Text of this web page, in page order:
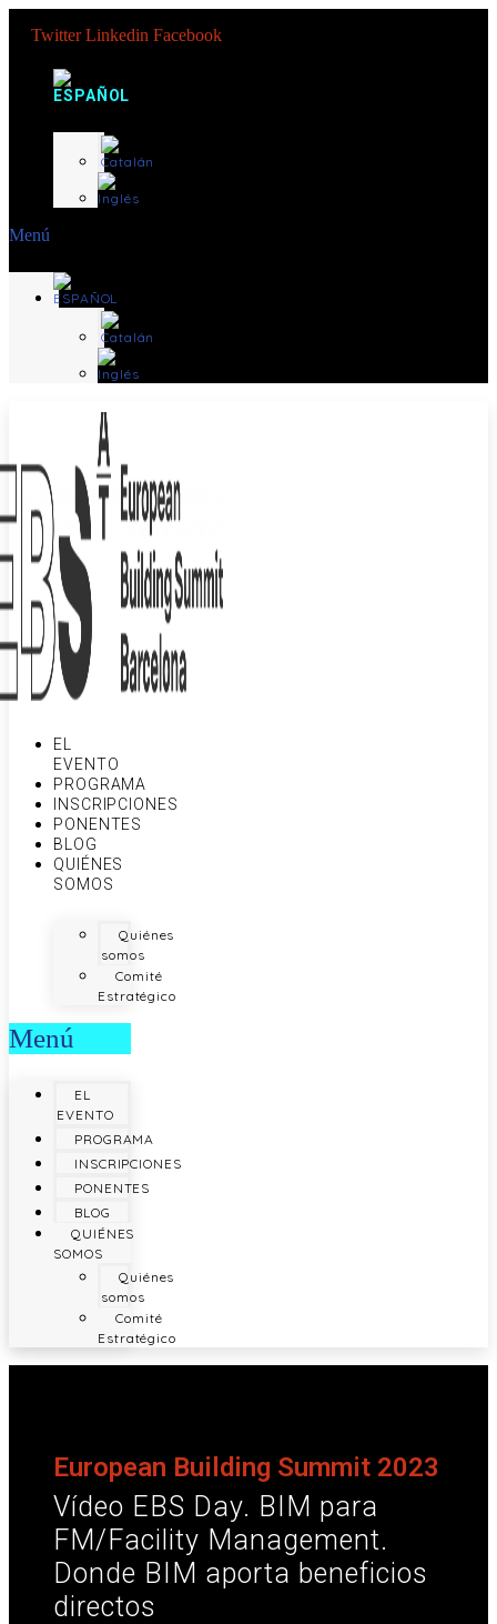
Twitter Linkedin Facebook
Menú
EL
EVENTO
PROGRAMA
INSCRIPCIONES
PONENTES
BLOG
QUIÉNES
SOMOS
Quiénes
somos
Comité
Estratégico
Menú
EL
EVENTO
PROGRAMA
INSCRIPCIONES
PONENTES
BLOG
QUIÉNES
SOMOS
Quiénes
somos
Comité
Estratégico
European Building Summit 2023
Vídeo EBS Day. BIM para
FM/Facility Management.
Donde BIM aporta beneficios
directos